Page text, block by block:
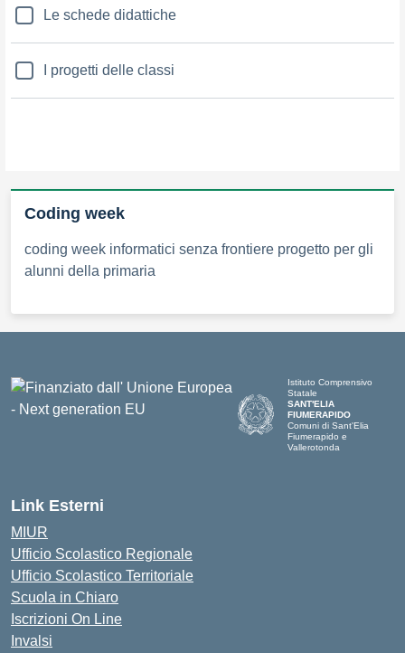
Le schede didattiche
I progetti delle classi
Coding week
coding week informatici senza frontiere progetto per gli
alunni della primaria
Istituto Comprensivo
Statale
SANT'ELIA
FIUMERAPIDO
Comuni di Sant'Elia
Fiumerapido e
Vallerotonda
Link Esterni
MIUR
Ufficio Scolastico Regionale
Ufficio Scolastico Territoriale
Scuola in Chiaro
Iscrizioni On Line
Invalsi